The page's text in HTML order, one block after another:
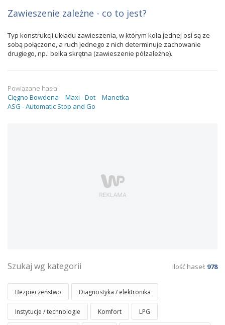
Zawieszenie zależne - co to jest?
Typ konstrukcji układu zawieszenia, w którym koła jednej osi są ze
sobą połączone, a ruch jednego z nich determinuje zachowanie
drugiego, np.: belka skrętna (zawieszenie półzależne).
Powiązane hasła:
Cięgno Bowdena
Maxi - Dot
Manetka
ASG - Automatic Stop and Go
Szukaj wg kategorii Ilość haseł: 978
Bezpieczeństwo Diagnostyka / elektronika
Instytucje / technologie Komfort LPG